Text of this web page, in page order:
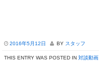
2016年5月12日 BY スタッフ
THIS ENTRY WAS POSTED IN 対談動画